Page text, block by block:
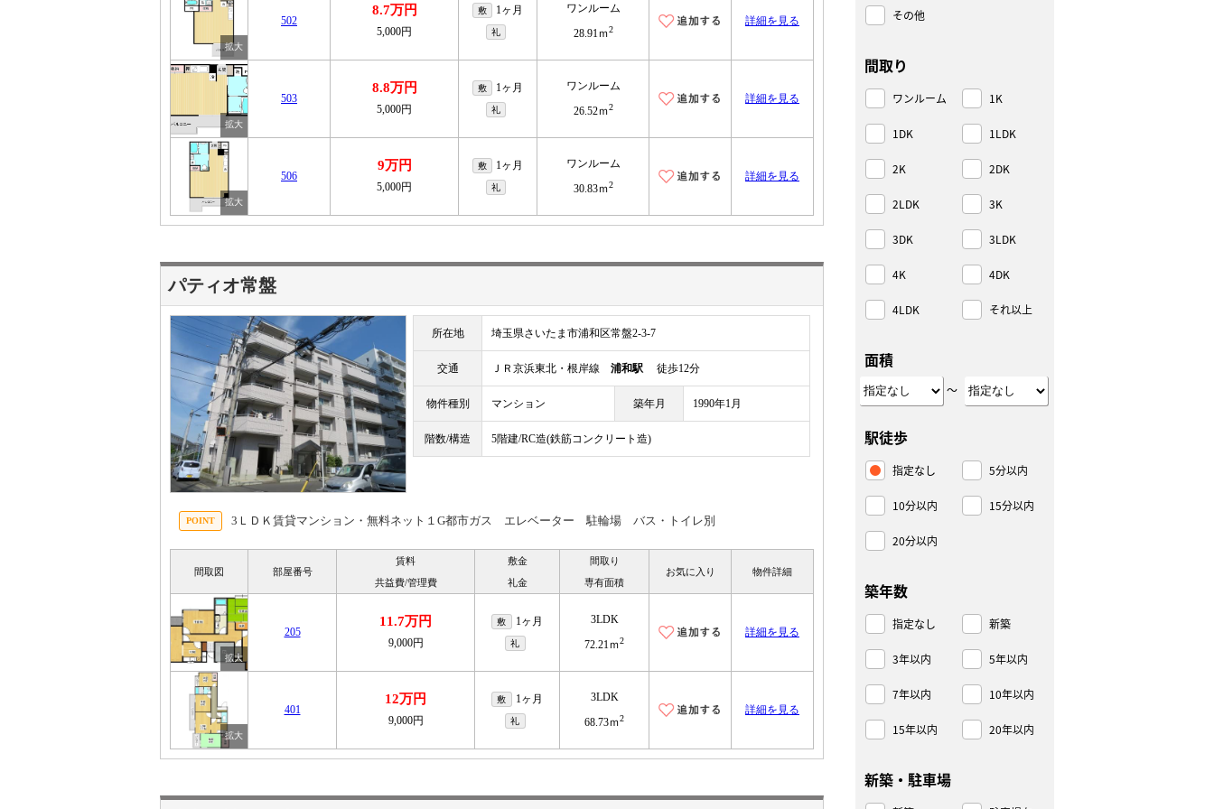
502
8.7万円
5,000円
敷 1ヶ月
礼
ワンルーム
28.91ｍ2
詳細を見る
503
8.8万円
5,000円
敷 1ヶ月
礼
ワンルーム
26.52ｍ2
詳細を見る
506
9万円
5,000円
敷 1ヶ月
礼
ワンルーム
30.83ｍ2
詳細を見る
パティオ常盤
所在地 埼玉県さいたま市浦和区常盤2-3-7
交通 ＪＲ京浜東北・根岸線 浦和駅 徒歩12分
物件種別 マンション 築年月 1990年1月
階数/構造 5階建/RC造(鉄筋コンクリート造)
3ＬＤＫ賃貸マンション・無料ネット１G都市ガス エレベーター 駐輪場 バス・トイレ別
間取図 部屋番号
賃料
共益費/管理費
敷金
礼金
間取り
専有面積
お気に入り 物件詳細
205
11.7万円
9,000円
敷 1ヶ月
礼
3LDK
72.21ｍ2
詳細を見る
401
12万円
9,000円
敷 1ヶ月
礼
3LDK
68.73ｍ2
詳細を見る
その他
間取り
ワンルーム 1K
1DK 1LDK
2K 2DK
2LDK 3K
3DK 3LDK
4K 4DK
4LDK それ以上
面積
～
駅徒歩
指定なし 5分以内
10分以内 15分以内
20分以内
築年数
指定なし 新築
3年以内 5年以内
7年以内 10年以内
15年以内 20年以内
新築・駐車場